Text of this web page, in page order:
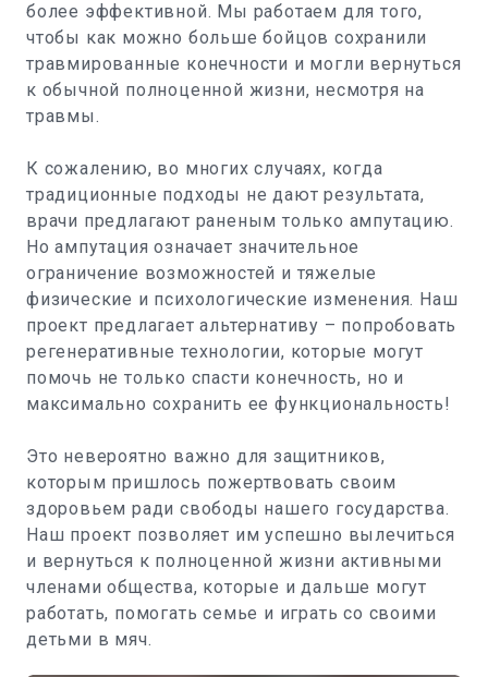
более эффективной. Мы работаем для того,
чтобы как можно больше бойцов сохранили
травмированные конечности и могли вернуться
к обычной полноценной жизни, несмотря на
травмы.
К сожалению, во многих случаях, когда
традиционные подходы не дают результата,
врачи предлагают раненым только ампутацию.
Но ампутация означает значительное
ограничение возможностей и тяжелые
физические и психологические изменения. Наш
проект предлагает альтернативу – попробовать
регенеративные технологии, которые могут
помочь не только спасти конечность, но и
максимально сохранить ее функциональность!
Это невероятно важно для защитников,
которым пришлось пожертвовать своим
здоровьем ради свободы нашего государства.
Наш проект позволяет им успешно вылечиться
и вернуться к полноценной жизни активными
членами общества, которые и дальше могут
работать, помогать семье и играть со своими
детьми в мяч.